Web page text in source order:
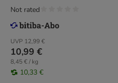
UVP 12,99 €
10,99 €
8,45 € / kg
10,33 €
Not rated